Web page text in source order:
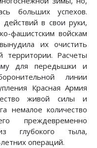
больших успехов.
в свои руки,
фашистским войскам
их очистить
территории. Расчеты
для передышки и
линии
Красная Армия
живой силы и
немалое количество
преждевременно
глубокого тыла,
операций.